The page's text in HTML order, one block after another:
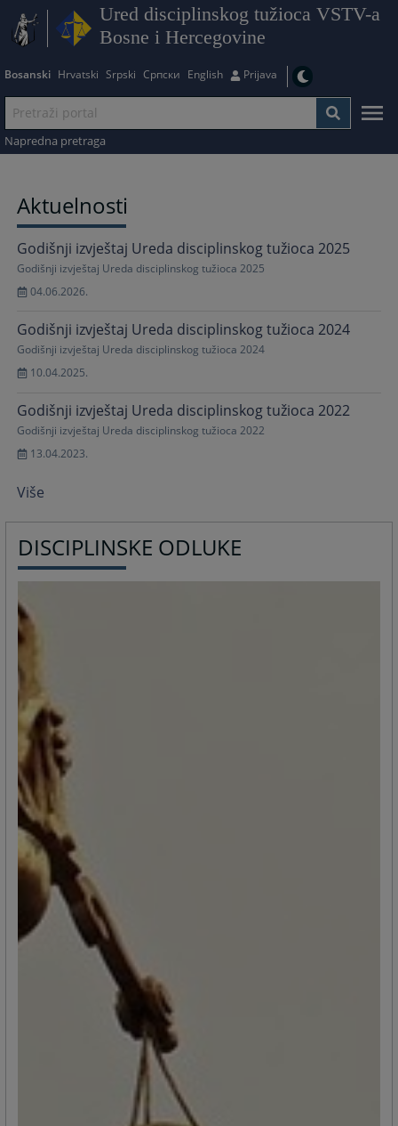
Ured disciplinskog tužioca VSTV-a
Bosne i Hercegovine
Bosanski Hrvatski Srpski Српски English Prijava
Napredna pretraga
Aktuelnosti
Godišnji izvještaj Ureda disciplinskog tužioca 2025
Godišnji izvještaj Ureda disciplinskog tužioca 2025
04.06.2026.
Godišnji izvještaj Ureda disciplinskog tužioca 2024
Godišnji izvještaj Ureda disciplinskog tužioca 2024
10.04.2025.
Godišnji izvještaj Ureda disciplinskog tužioca 2022
Godišnji izvještaj Ureda disciplinskog tužioca 2022
13.04.2023.
Više
DISCIPLINSKE ODLUKE